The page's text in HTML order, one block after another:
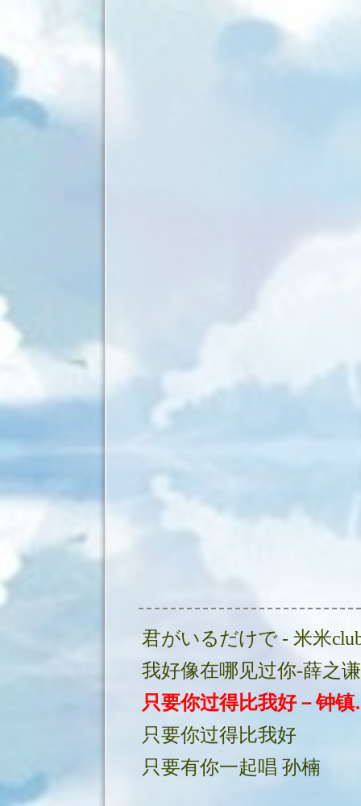
我好像在哪见过你-薛之谦
只要你
只要你过得比我好
只要有你一起唱 孙楠